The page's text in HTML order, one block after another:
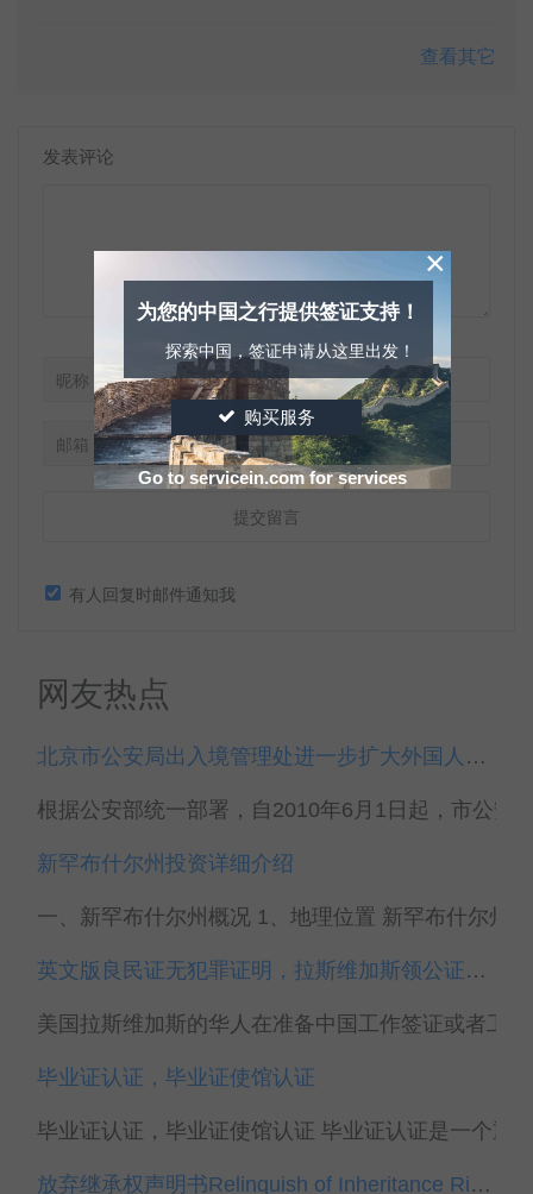
查看其它
发表评论
昵称 *
邮箱 *
有人回复时邮件通知我
网友热点
北京市公安局出入境管理处进一步扩大外国人居留许可签发对象
根据公安部统一部署，自2010年6月1日起，市公安
新罕布什尔州投资详细介绍
一、新罕布什尔州概况 1、地理位置 新罕布什尔州
英文版良民证无犯罪证明，拉斯维加斯领公证事认证
美国拉斯维加斯的华人在准备中国工作签证或者工
毕业证认证，毕业证使馆认证
毕业证认证，毕业证使馆认证 毕业证认证是一个重
放弃继承权声明书Relinquish of Inheritance Rights，纽约代办
为您的中国之行提供签证支持！
探索中国，签证申请从这里出发！
×
购买服务
Go to servicein.com for services